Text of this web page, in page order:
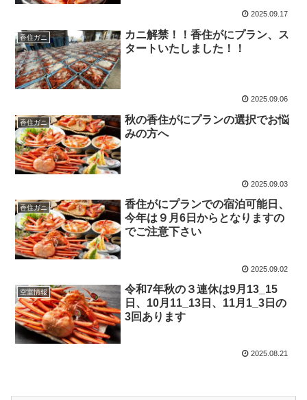
2025.09.17
香住ガニ
カニ解禁！！香住がにプラン、ス
タートいたしました！！
2025.09.06
香住ガニ
秋の香住がにプランの選択でお悩
みの方へ
2025.09.03
香住ガニ
香住がにプランでの宿泊可能日、
今年は９月6日からとなりますの
でご注意下さい
2025.09.02
空室情報
令和7年秋の３連休は9月13_15
日、10月11_13日、11月1_3日の
3回あります
2025.08.21